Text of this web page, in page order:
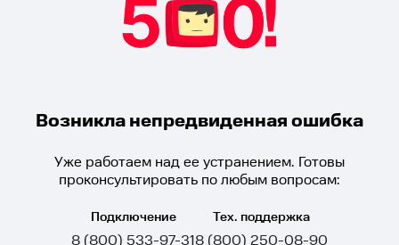
Возникла непредвиденная ошибка
Уже работаем над ее устранением. Готовы
проконсультировать по любым вопросам:
Подключение
8 (800) 533-97-31
Тех. поддержка
8 (800) 250-08-90